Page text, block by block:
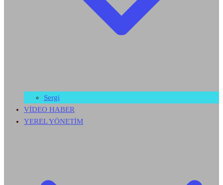
Sergi
VİDEO HABER
YEREL YÖNETİM